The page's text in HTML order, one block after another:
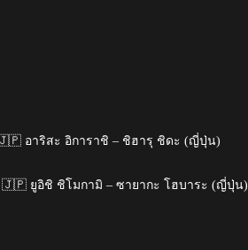
อาริสะ อิการาชิ – ชิฮารุ ชิดะ (ญี่ปุ่น)
🇯🇵 ยูอิชิ ชิโมกามิ – ซายากะ โฮบาระ (ญี่ปุ่น)